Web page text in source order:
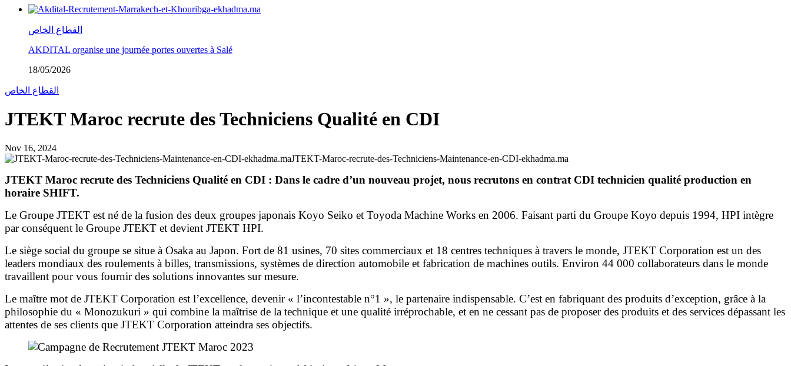
القطاع الخاص
AKDITAL organise une journée portes ouvertes à Salé
18/05/2026
القطاع الخاص
JTEKT Maroc recrute des Techniciens Qualité en CDI
Nov 16, 2024
JTEKT-Maroc-recrute-des-Techniciens-Maintenance-en-CDI-ekhadma.ma
JTEKT Maroc recrute des Techniciens Qualité en CDI : Dans le cadre d’un nouveau projet, nous recrutons en contrat CDI technicien qualité production en
horaire SHIFT.
Le Groupe JTEKT est né de la fusion des deux groupes japonais Koyo Seiko et Toyoda Machine Works en 2006. Faisant parti du Groupe Koyo depuis 1994, HPI intègre
par conséquent le Groupe JTEKT et devient JTEKT HPI.
Le siège social du groupe se situe à Osaka au Japon. Fort de 81 usines, 70 sites commerciaux et 18 centres techniques à travers le monde, JTEKT Corporation est un des
leaders mondiaux des roulements à billes, transmissions, systèmes de direction automobile et fabrication de machines outils. Environ 44 000 collaborateurs dans le monde
travaillent pour vous fournir des solutions innovantes sur mesure.
Le maître mot de JTEKT Corporation est l’excellence, devenir « l’incontestable n°1 », le partenaire indispensable. C’est en fabriquant des produits d’exception, grâce à la
philosophie du « Monozukuri » qui combine la maîtrise de la technique et une qualité irréprochable, et en ne cessant pas de proposer des produits et des services dépassant les
attentes de ses clients que JTEKT Corporation atteindra ses objectifs.